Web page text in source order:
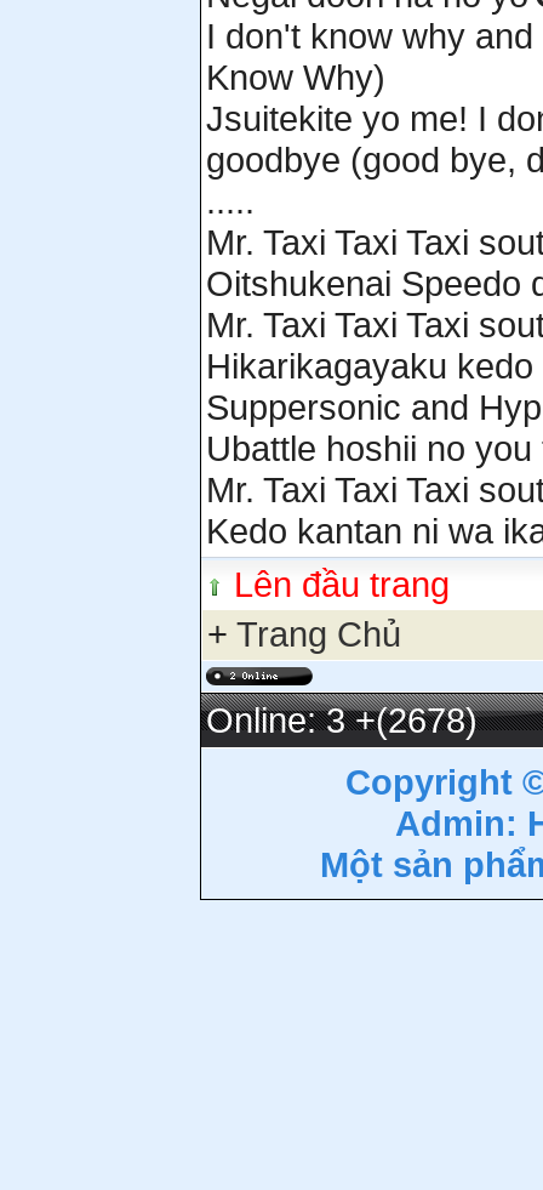
I don't know why
Know Why)
Jsuitekite yo me! I
goodbye (good bye,
.....
Mr. Taxi Taxi Taxi
Oitshukenai Speedo
Mr. Taxi Taxi Taxi
Hikarikagayaku
Suppersonic and
Ubattle hoshii no
Mr. Taxi Taxi Taxi
Kedo kantan ni wa
Lên đầu trang
+ Trang Chủ
Online: 3+(2678)
Copyright
Admin:
Một sản